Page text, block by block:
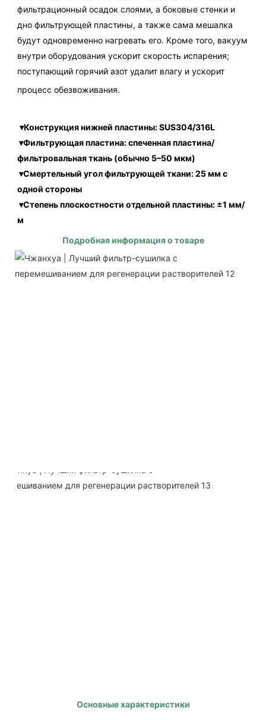
фильтрационный осадок слоями, а боковые стенки и
дно фильтрующей пластины, а также сама мешалка
будут одновременно нагревать его. Кроме того, вакуум
внутри оборудования ускорит скорость испарения;
поступающий горячий азот удалит влагу и ускорит
процесс обезвоживания.
▾Конструкция нижней пластины: SUS304/316L
фильтровальная ткань (обычно 5–50 мкм)
одной стороны
м
Подробная информация о товаре
Основные характеристики